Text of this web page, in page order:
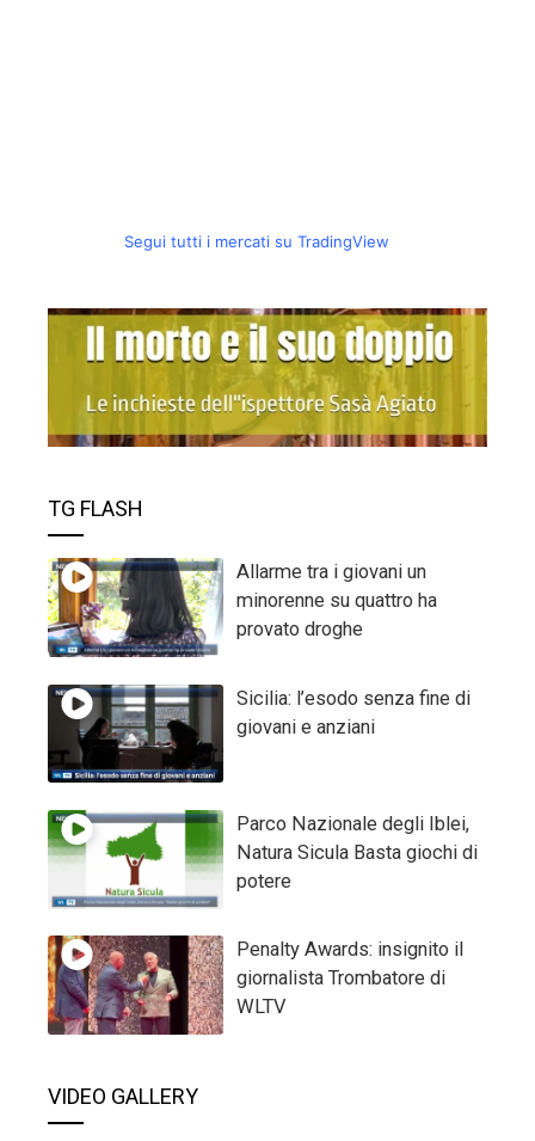
Segui tutti i mercati su TradingView
TG FLASH
Allarme tra i giovani un
minorenne su quattro ha
provato droghe
Sicilia: l’esodo senza fine di
giovani e anziani
Parco Nazionale degli Iblei,
Natura Sicula Basta giochi di
potere
Penalty Awards: insignito il
giornalista Trombatore di
WLTV
VIDEO GALLERY